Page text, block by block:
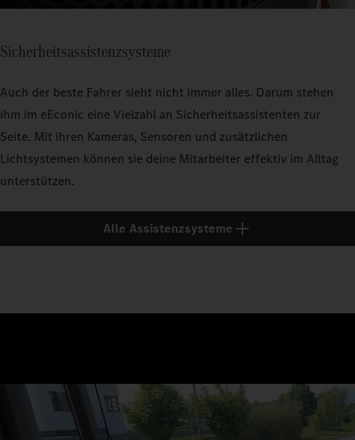
Sicherheitsassistenzsysteme
Auch der beste Fahrer sieht nicht immer alles. Darum stehen
ihm im eEconic eine Vielzahl an Sicherheitsassistenten zur
Seite. Mit ihren Kameras, Sensoren und zusätzlichen
Lichtsystemen können sie deine Mitarbeiter effektiv im Alltag
unterstützen.
Alle Assistenzsysteme